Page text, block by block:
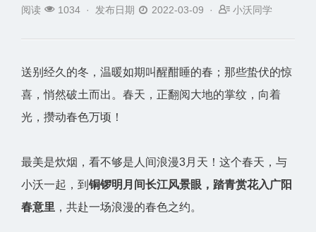
阅读  1034 · 发布日期  2022-03-09 ·  小沃同学
送别经久的冬，温暖如期叫醒酣睡的春；那些蛰伏的惊
喜，悄然破土而出。春天，正翻阅大地的掌纹，向着
光，攒动春色万顷！
最美是炊烟，看不够是人间浪漫3月天！这个春天，与
小沃一起，到 铜锣明月间长江风景眼，踏青赏花入广阳
春意里 ，共赴一场浪漫的春色之约。